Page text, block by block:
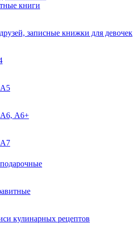
книги
записные книжки для девочек
А6+
кулинарных рецептов